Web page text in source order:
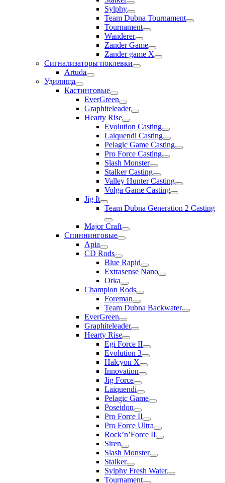
Sylphy
Team Dubna Tournament
Tournament
Wanderer
Zander Game
Zander game X
Сигнализаторы поклевки
Artuda
Удилища
Кастинговые
EverGreen
Graphiteleader
Hearty Rise
Evolution Casting
Laiquendi Casting
Pelagic Game Casting
Pro Force Casting
Slash Monster
Stalker Casting
Valley Hunter Casting
Volga Game Casting
Jig It
Team Dubna Generation 2 Casting
Major Craft
Спиннинговые
Apia
CD Rods
Blue Rapid
Extrasense Nano
Orka
Champion Rods
Foreman
Team Dubna Backwater
EverGreen
Graphiteleader
Hearty Rise
Egi Force II
Evolution 3
Halcyon X
Innovation
Jig Force
Laiquendi
Pelagic Game
Poseidon
Pro Force II
Pro Force Ultra
Rock’n’Force II
Siren
Slash Monster
Stalker
Sylphy Fresh Water
Tournament